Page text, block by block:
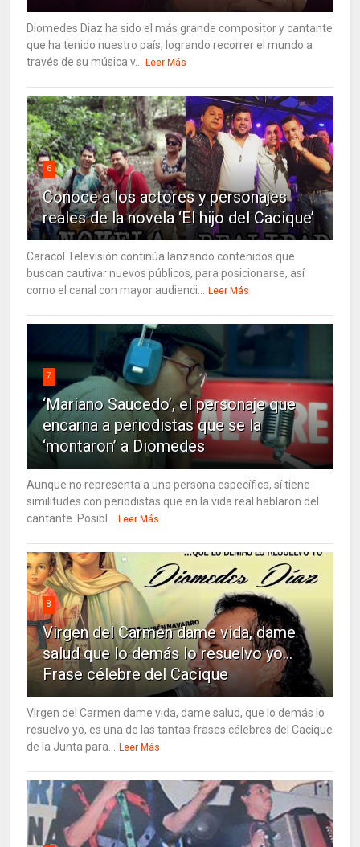
Diomedes Diaz ha sido el más grande compositor y cantante
que ha tenido nuestro país, logrando recorrer el mundo a
través de su música v...
Leer Más
6
Conoce a los actores y personajes
reales de la novela ‘El hijo del Cacique’
Caracol Televisión continúa lanzando contenidos que
buscan cautivar nuevos públicos, para posicionarse, así
como el canal con mayor audienci...
Leer Más
7
‘Mariano Saucedo’, el personaje que
encarna a periodistas que se la
‘montaron’ a Diomedes
Aunque no representa a una persona específica, sí tiene
similitudes con periodistas que en la vida real hablaron del
cantante. Posibl...
Leer Más
8
Virgen del Carmen dame vida, dame
salud que lo demás lo resuelvo yo…
Frase célebre del Cacique
Virgen del Carmen dame vida, dame salud, que lo demás lo
resuelvo yo, es una de las tantas frases célebres del Cacique
de la Junta para...
Leer Más